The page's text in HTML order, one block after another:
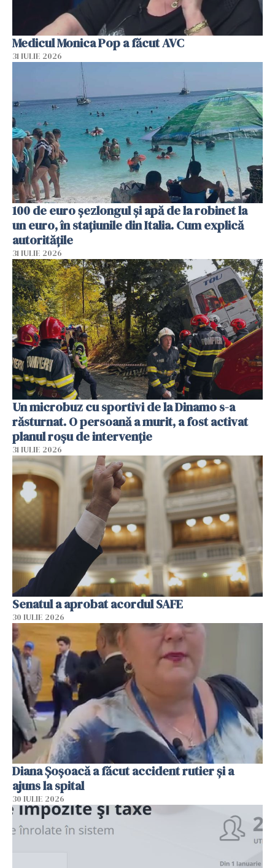
Medicul Monica Pop a făcut AVC
31 IULIE 2026
100 de euro șezlongul și apă de la robinet la
un euro, în stațiunile din Italia. Cum explică
autoritățile
31 IULIE 2026
Un microbuz cu sportivi de la Dinamo s-a
răsturnat. O persoană a murit, a fost activat
planul roșu de intervenție
31 IULIE 2026
Senatul a aprobat acordul SAFE
30 IULIE 2026
Diana Șoșoacă a făcut accident rutier și a
ajuns la spital
30 IULIE 2026